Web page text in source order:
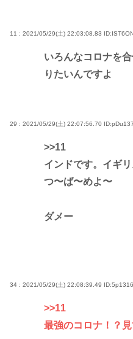
11 : 2021/05/29(土) 22:03:08.83
いろんなコロナを
りたいんですよ
29 : 2021/05/29(土) 22:07:56.70
>>11
インドです。イギ
つ〜ば〜めよ〜
ダメー
34 : 2021/05/29(土) 22:08:39.49
>>11
最強のコロナ！？